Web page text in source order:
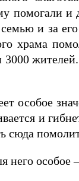
и
и за
храма
особое
и
сюда
него